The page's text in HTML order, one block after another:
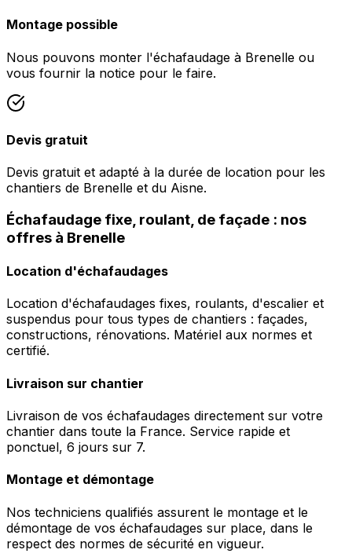
Montage possible
Nous pouvons monter l'échafaudage à Brenelle ou
vous fournir la notice pour le faire.
Devis gratuit
Devis gratuit et adapté à la durée de location pour les
chantiers de Brenelle et du Aisne.
Échafaudage fixe, roulant, de façade : nos
offres à Brenelle
Location d'échafaudages
Location d'échafaudages fixes, roulants, d'escalier et
suspendus pour tous types de chantiers : façades,
constructions, rénovations. Matériel aux normes et
certifié.
Livraison sur chantier
Livraison de vos échafaudages directement sur votre
chantier dans toute la France. Service rapide et
ponctuel, 6 jours sur 7.
Montage et démontage
Nos techniciens qualifiés assurent le montage et le
démontage de vos échafaudages sur place, dans le
respect des normes de sécurité en vigueur.